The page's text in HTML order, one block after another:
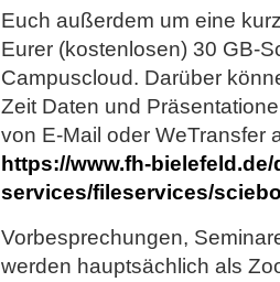
Euch außerdem um eine
Eurer (kostenlosen) 30 GB-
Campuscloud. Darüber
Zeit Daten und
von E-Mail oder WeTransfer
https://www.fh-bielefeld.de/
services/fileservices/
Vorbesprechungen,
werden hauptsächlich als